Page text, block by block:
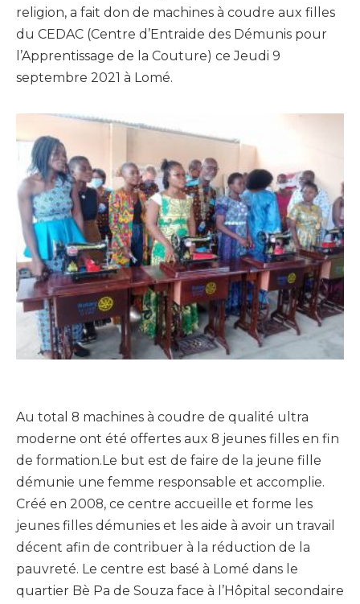
religion, a fait don de machines à coudre aux filles
du CEDAC (Centre d’Entraide des Démunis pour
l’Apprentissage de la Couture) ce Jeudi 9
septembre 2021 à Lomé.
Au total 8 machines à coudre de qualité ultra
moderne ont été offertes aux 8 jeunes filles en fin
de formation.Le but est de faire de la jeune fille
démunie une femme responsable et accomplie.
Créé en 2008, ce centre accueille et forme les
jeunes filles démunies et les aide à avoir un travail
décent afin de contribuer à la réduction de la
pauvreté. Le centre est basé à Lomé dans le
quartier Bè Pa de Souza face à l’Hôpital secondaire